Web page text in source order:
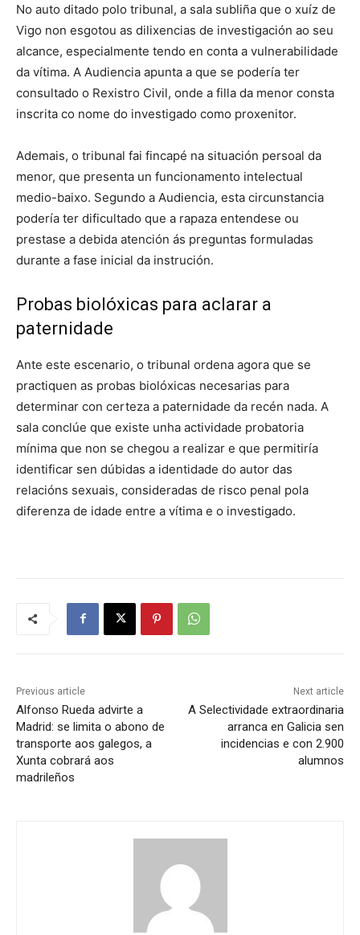
No auto ditado polo tribunal, a sala subliña que o xuíz de
Vigo non esgotou as dilixencias de investigación ao seu
alcance, especialmente tendo en conta a vulnerabilidade
da vítima. A Audiencia apunta a que se podería ter
consultado o Rexistro Civil, onde a filla da menor consta
inscrita co nome do investigado como proxenitor.
Ademais, o tribunal fai fincapé na situación persoal da
menor, que presenta un funcionamento intelectual
medio-baixo. Segundo a Audiencia, esta circunstancia
podería ter dificultado que a rapaza entendese ou
prestase a debida atención ás preguntas formuladas
durante a fase inicial da instrución.
Probas biolóxicas para aclarar a
paternidade
Ante este escenario, o tribunal ordena agora que se
practiquen as probas biolóxicas necesarias para
determinar con certeza a paternidade da recén nada. A
sala conclúe que existe unha actividade probatoria
mínima que non se chegou a realizar e que permitiría
identificar sen dúbidas a identidade do autor das
relacións sexuais, consideradas de risco penal pola
diferenza de idade entre a vítima e o investigado.
Previous article
Alfonso Rueda advirte a
Madrid: se limita o abono de
transporte aos galegos, a
Xunta cobrará aos
madrileños
Next article
A Selectividade extraordinaria
arranca en Galicia sen
incidencias e con 2.900
alumnos